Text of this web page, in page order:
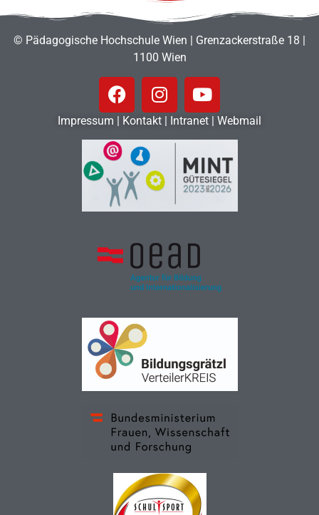
© Pädagogische Hochschule Wien | Grenzackerstraße 18 |
1100 Wien
Impressum | Kontakt | Intranet | Webmail